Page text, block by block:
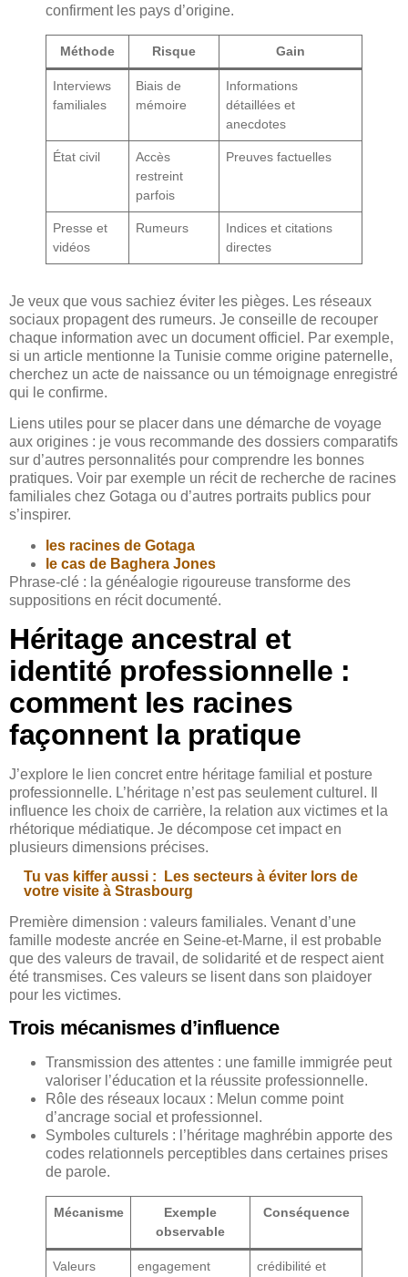
confirment les pays d’origine.
Méthode Risque Gain
Interviews
familiales
Biais de
mémoire
Informations
détaillées et
anecdotes
État civil
Accès
restreint
parfois
Preuves factuelles
Presse et
vidéos
Rumeurs
Indices et citations
directes
Je veux que vous sachiez éviter les pièges. Les réseaux
sociaux propagent des rumeurs. Je conseille de recouper
chaque information avec un document officiel. Par exemple,
si un article mentionne la Tunisie comme origine paternelle,
cherchez un acte de naissance ou un témoignage enregistré
qui le confirme.
Liens utiles pour se placer dans une démarche de voyage
aux origines : je vous recommande des dossiers comparatifs
sur d’autres personnalités pour comprendre les bonnes
pratiques. Voir par exemple un récit de recherche de racines
familiales chez Gotaga ou d’autres portraits publics pour
s’inspirer.
les racines de Gotaga
le cas de Baghera Jones
Phrase-clé : la généalogie rigoureuse transforme des
suppositions en récit documenté.
Héritage ancestral et
identité professionnelle :
comment les racines
façonnent la pratique
J’explore le lien concret entre héritage familial et posture
professionnelle. L’héritage n’est pas seulement culturel. Il
influence les choix de carrière, la relation aux victimes et la
rhétorique médiatique. Je décompose cet impact en
plusieurs dimensions précises.
Tu vas kiffer aussi :
Les secteurs à éviter lors de
votre visite à Strasbourg
Première dimension : valeurs familiales. Venant d’une
famille modeste ancrée en Seine-et-Marne, il est probable
que des valeurs de travail, de solidarité et de respect aient
été transmises. Ces valeurs se lisent dans son plaidoyer
pour les victimes.
Trois mécanismes d’influence
Transmission des attentes : une famille immigrée peut
valoriser l’éducation et la réussite professionnelle.
Rôle des réseaux locaux : Melun comme point
d’ancrage social et professionnel.
Symboles culturels : l’héritage maghrébin apporte des
codes relationnels perceptibles dans certaines prises
de parole.
Mécanisme
Exemple
observable
Conséquence
Valeurs
engagement
crédibilité et